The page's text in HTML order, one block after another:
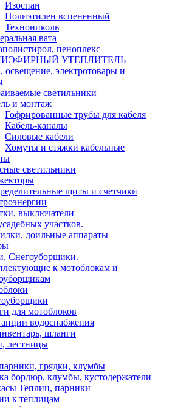
Изоспан
Полиэтилен вспененный
Технониколь
вата
пеноплекс
УТЕПЛИТЕЛЬ
освещение, электротовары и
светильники
и монтаж
Гофрированные трубы для кабеля
Кабель-каналы
Силовые кабели
Хомуты и стяжки кабельные
светильники
щиты и счетчики
выключатели
участков.
доильные аппараты
Снегоуборщики.
к мотоблокам и
для мотоблоков
водоснабжения
шланги
лестницы
грядки, клумбы
бордюр, клумбы, кустодержатели
Теплиц, парники
к теплицам